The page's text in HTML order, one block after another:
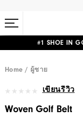
#1 SHOE IN
Home ผู้ชาย
เขียนรีวิว
Woven Golf Belt